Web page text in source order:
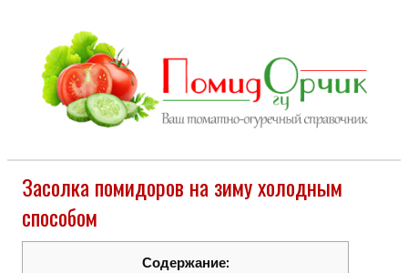
Засолка помидоров на зиму холодным
способом
Содержание: